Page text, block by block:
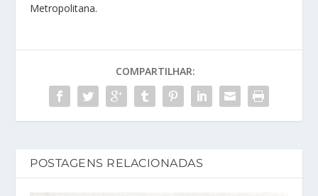
Metropolitana.
COMPARTILHAR:
POSTAGENS RELACIONADAS